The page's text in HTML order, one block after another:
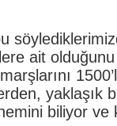
ait olduğunu
yaklaşık
biliyor ve